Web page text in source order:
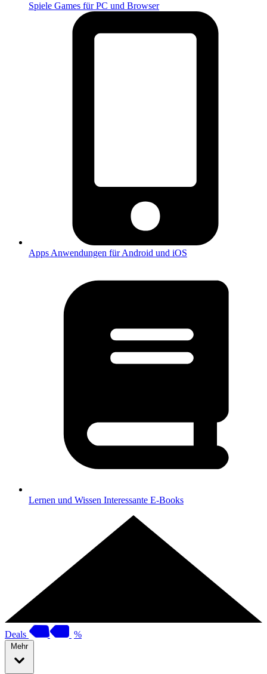
Spiele Games für PC und Browser
Apps Anwendungen für Android und iOS
Lernen und Wissen Interessante E-Books
Deals %
Mehr